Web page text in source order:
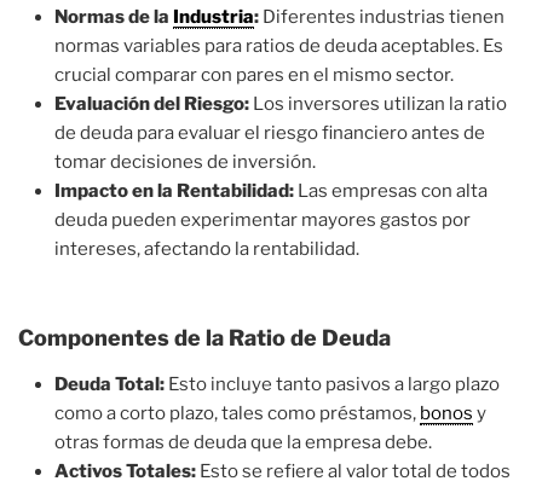
Normas de la Industria: Diferentes industrias tienen
normas variables para ratios de deuda aceptables. Es
crucial comparar con pares en el mismo sector.
Evaluación del Riesgo: Los inversores utilizan la ratio
de deuda para evaluar el riesgo financiero antes de
tomar decisiones de inversión.
Impacto en la Rentabilidad: Las empresas con alta
deuda pueden experimentar mayores gastos por
intereses, afectando la rentabilidad.
Componentes de la Ratio de Deuda
Deuda Total: Esto incluye tanto pasivos a largo plazo
como a corto plazo, tales como préstamos, bonos y
otras formas de deuda que la empresa debe.
Activos Totales: Esto se refiere al valor total de todos